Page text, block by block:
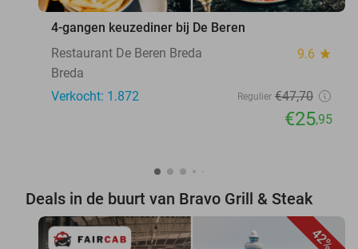
4-gangen keuzediner bij De Beren
Restaurant De Beren Breda
9.6 star
Breda
Verkocht: 1.872
Regulier €47,70
€25,95
Deals in de buurt van Bravo Grill & Steak
42%